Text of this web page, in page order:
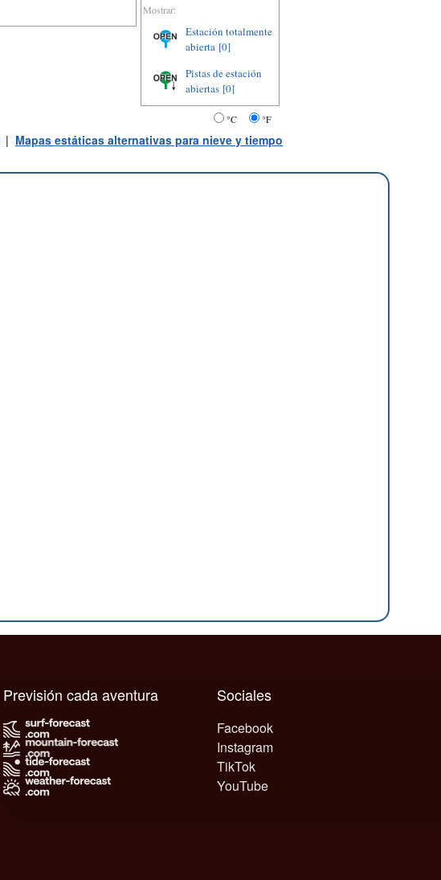
Mostrar:
Estación totalmente
abierta [0]
Pistas de estación
abiertas [0]
°C °F
| Mapas estáticas alternativas para nieve y tiempo
Sociales
Facebook
Instagram
TikTok
YouTube
Previsión cada aventura